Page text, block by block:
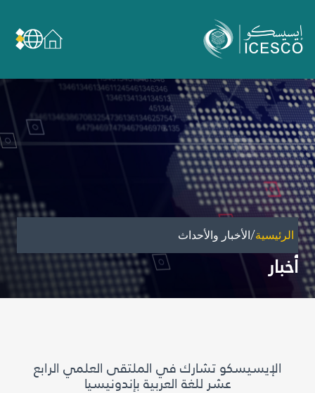
عن الإيسيسكو
الحوكمة
مجال عملنا
مجالات الخبرة
الأمانة العامة للجان الوطنية والمؤتمرات
الشراكات
تأثيرنا
أهداف التنمية المستدامة
متاحف ومعارض
الرئيسية/الأخبار والأحداث
أخبار
الإيسيسكو تشارك في الملتقى العلمي الرابع
عشر للغة العربية بإندونيسيا